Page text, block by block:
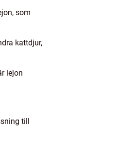
som
kattdjur,
lejon
till